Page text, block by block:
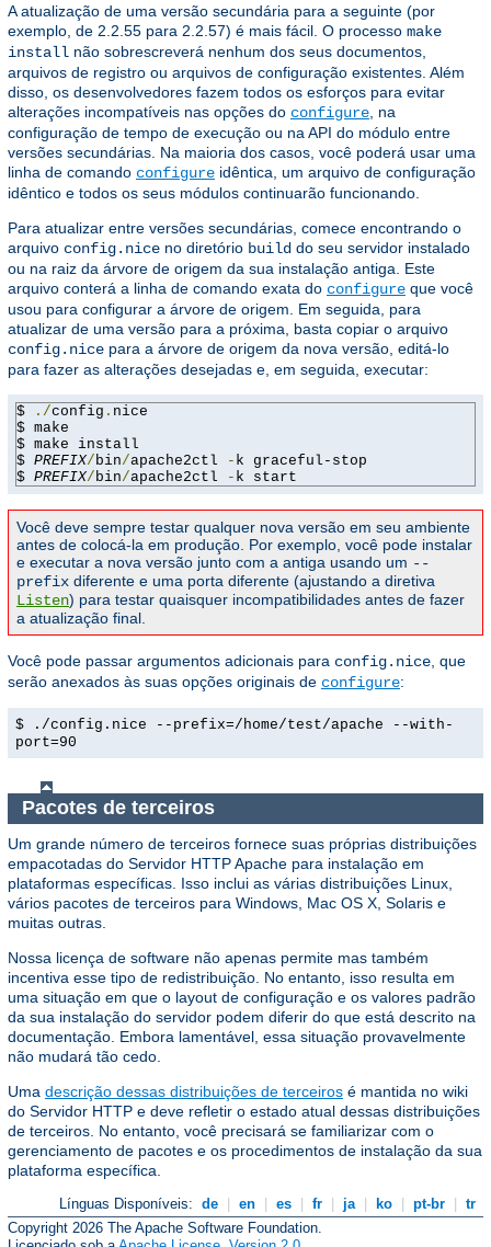
A atualização de uma versão secundária para a seguinte (por
exemplo, de 2.2.55 para 2.2.57) é mais fácil. O processo make
install não sobrescreverá nenhum dos seus documentos,
arquivos de registro ou arquivos de configuração existentes. Além
disso, os desenvolvedores fazem todos os esforços para evitar
alterações incompatíveis nas opções do configure , na
configuração de tempo de execução ou na API do módulo entre
versões secundárias. Na maioria dos casos, você poderá usar uma
linha de comando configure idêntica, um arquivo de configuração
idêntico e todos os seus módulos continuarão funcionando.
Para atualizar entre versões secundárias, comece encontrando o
arquivo config.nice no diretório build do seu servidor instalado
ou na raiz da árvore de origem da sua instalação antiga. Este
arquivo conterá a linha de comando exata do configure que você
usou para configurar a árvore de origem. Em seguida, para
atualizar de uma versão para a próxima, basta copiar o arquivo
config.nice para a árvore de origem da nova versão, editá-lo
para fazer as alterações desejadas e, em seguida, executar:
$ ./config . nice
$ make
$ make install
$ PREFIX/ bin/apache2ctl - k graceful-stop
$ PREFIX/ bin/apache2ctl - k start
Você deve sempre testar qualquer nova versão em seu ambiente
antes de colocá-la em produção. Por exemplo, você pode instalar
e executar a nova versão junto com a antiga usando um --
prefix diferente e uma porta diferente (ajustando a diretiva
Listen) para testar quaisquer incompatibilidades antes de fazer
a atualização final.
Você pode passar argumentos adicionais para config.nice , que
serão anexados às suas opções originais de configure:
$ ./config.nice --prefix=/home/test/apache --with-
port=90
Pacotes de terceiros
Um grande número de terceiros fornece suas próprias distribuições
empacotadas do Servidor HTTP Apache para instalação em
plataformas específicas. Isso inclui as várias distribuições Linux,
vários pacotes de terceiros para Windows, Mac OS X, Solaris e
muitas outras.
Nossa licença de software não apenas permite mas também
incentiva esse tipo de redistribuição. No entanto, isso resulta em
uma situação em que o layout de configuração e os valores padrão
da sua instalação do servidor podem diferir do que está descrito na
documentação. Embora lamentável, essa situação provavelmente
não mudará tão cedo.
Uma descrição dessas distribuições de terceiros é mantida no wiki
do Servidor HTTP e deve refletir o estado atual dessas distribuições
de terceiros. No entanto, você precisará se familiarizar com o
gerenciamento de pacotes e os procedimentos de instalação da sua
plataforma específica.
Línguas Disponíveis: de en es fr ja ko pt-br
tr
Copyright 2026 The Apache Software Foundation.